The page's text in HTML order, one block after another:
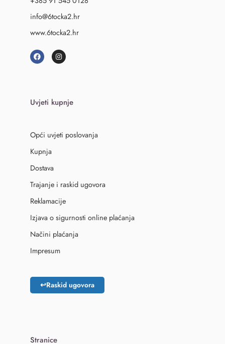
info@6tocka2.hr
www.6tocka2.hr
Uvjeti kupnje
Opći uvjeti poslovanja
Kupnja
Dostava
Trajanje i raskid ugovora
Reklamacije
Izjava o sigurnosti online plaćanja
Načini plaćanja
Impresum
↩Raskid ugovora
Stranice